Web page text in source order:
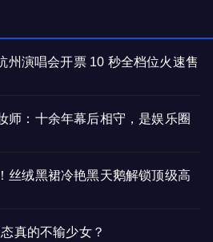
州演唱会开票 10 秒全档位火速售
师：十余年幕后相守，是娱乐圈
丝绒黑裙冷艳黑天鹅解锁顶级高
真的不输少女？